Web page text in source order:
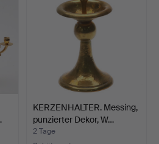
KERZENHALTER. Messing,
punzierter Dekor, W…
2 Tage